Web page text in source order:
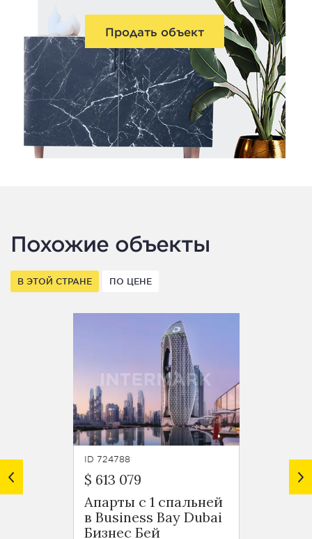
Продать объект
Похожие объекты
В ЭТОЙ СТРАНЕ ПО ЦЕНЕ
ID 724788
$ 613 079
Апарты с 1 спальней
в Business Bay Dubai
Бизнес Бей
ID
$ 599